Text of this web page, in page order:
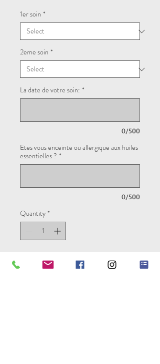
1er soin *
2eme soin *
La date de votre soin: *
0/500
Etes vous enceinte ou allergique aux huiles
essentielles ? *
0/500
Quantity *
Add to Cart